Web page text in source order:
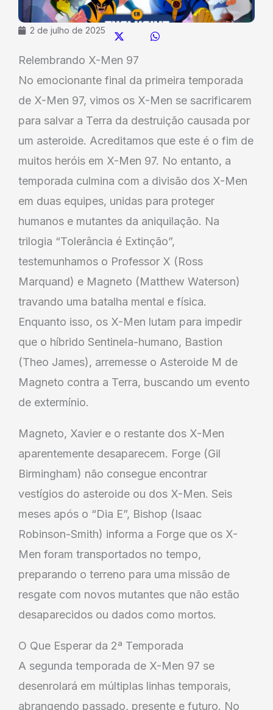
2 de julho de 2025
Relembrando X-Men 97
No emocionante final da primeira temporada
de X-Men 97, vimos os X-Men se sacrificarem
para salvar a Terra da destruição causada por
um asteroide. Acreditamos que este é o fim de
muitos heróis em X-Men 97. No entanto, a
temporada culmina com a divisão dos X-Men
em duas equipes, unidas para proteger
humanos e mutantes da aniquilação. Na
trilogia “Tolerância é Extinção”,
testemunhamos o Professor X (Ross
Marquand) e Magneto (Matthew Waterson)
travando uma batalha mental e física.
Enquanto isso, os X-Men lutam para impedir
que o híbrido Sentinela-humano, Bastion
(Theo James), arremesse o Asteroide M de
Magneto contra a Terra, buscando um evento
de extermínio.
Magneto, Xavier e o restante dos X-Men
aparentemente desaparecem. Forge (Gil
Birmingham) não consegue encontrar
vestígios do asteroide ou dos X-Men. Seis
meses após o “Dia E”, Bishop (Isaac
Robinson-Smith) informa a Forge que os X-
Men foram transportados no tempo,
preparando o terreno para uma missão de
resgate com novos mutantes que não estão
desaparecidos ou dados como mortos.
O Que Esperar da 2ª Temporada
A segunda temporada de X-Men 97 se
desenrolará em múltiplas linhas temporais,
abrangendo passado, presente e futuro. No